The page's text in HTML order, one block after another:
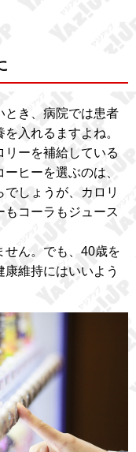
とき、病院では患者
入れるますよね。
リーを補給している
ヒーを選ぶのは、
しょうが、カロリ
もコーラもジュース
せん。でも、40歳を
維持にはいいよう